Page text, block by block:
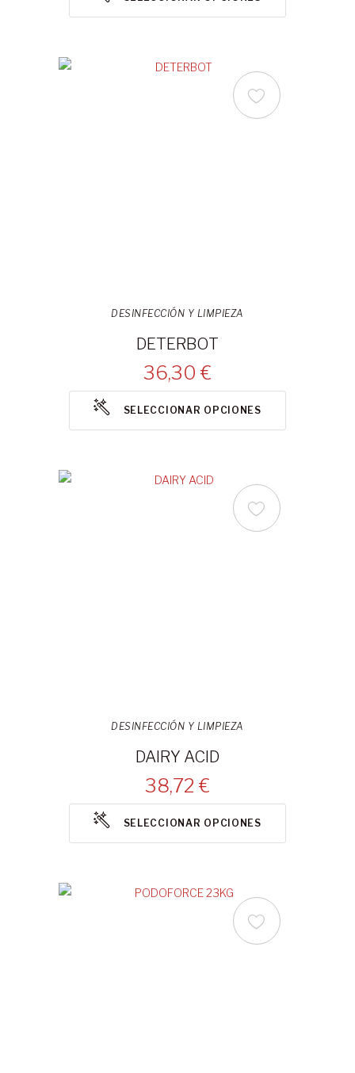
DESINFECCIÓN Y LIMPIEZA
DETERBOT
36,30 €
SELECCIONAR OPCIONES
DESINFECCIÓN Y LIMPIEZA
DAIRY ACID
38,72 €
SELECCIONAR OPCIONES